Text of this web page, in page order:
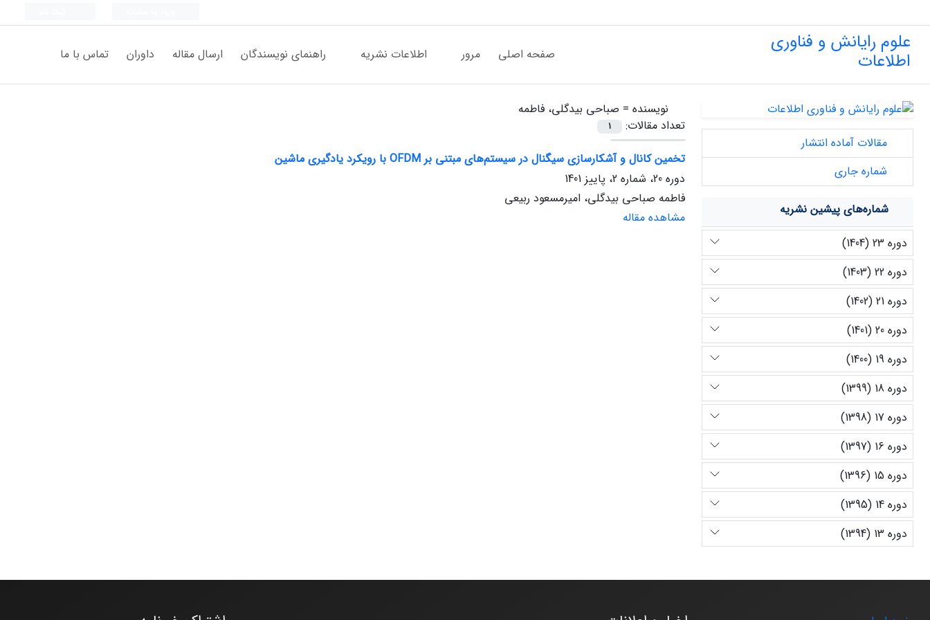
علوم رایانش و فناوری
اطلاعات صفحه اصلی مرور اطلاعات نشریه راهنمای نویسندگان ارسال مقاله داوران تماس با ما
نویسنده = صباحی بیدگلی، فاطمه
تعداد مقالات:
1
تخمین کانال و آشکارسازی سیگنال در سیستم‌های مبتنی بر OFDM با رویکرد یادگیری ماشین
دوره 20، شماره 2، پاییز 1401
فاطمه صباحی بیدگلی، امیر‌مسعود ربیعی
مشاهده مقاله
مقالات آماده انتشار
شماره جاری
شماره‌های پیشین نشریه
دوره 23 (1404)
دوره 22 (1403)
دوره 21 (1402)
دوره 20 (1401)
دوره 19 (1400)
دوره 18 (1399)
دوره 17 (1398)
دوره 16 (1397)
دوره 15 (1396)
دوره 14 (1395)
دوره 13 (1394)